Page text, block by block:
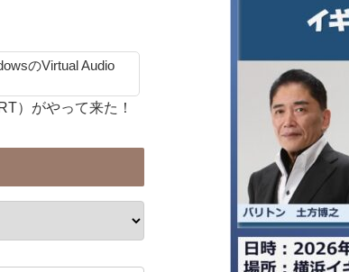
のVirtual Audio
）がやって来た！